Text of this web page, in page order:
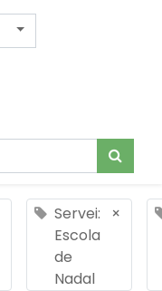
Servei:
Escola
de
Nadal
×